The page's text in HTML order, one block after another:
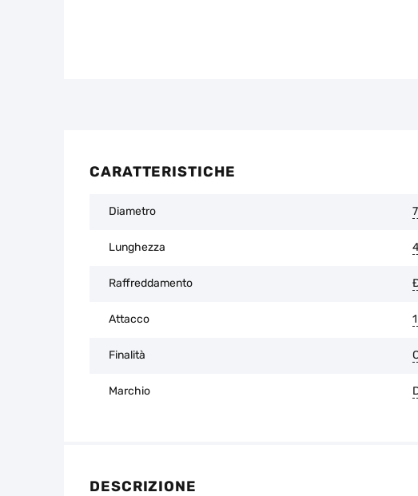
CARATTERISTICHE
Diametro
Lunghezza
Raffreddamento
Attacco
Finalità
Marchio
DESCRIZIONE